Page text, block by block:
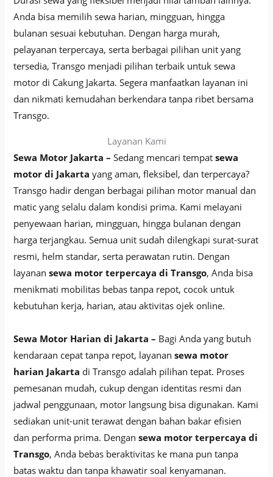
Anda bisa memilih sewa harian, mingguan, hingga
bulanan sesuai kebutuhan. Dengan harga murah,
pelayanan terpercaya, serta berbagai pilihan unit yang
tersedia, Transgo menjadi pilihan terbaik untuk sewa
motor di Cakung Jakarta. Segera manfaatkan layanan ini
dan nikmati kemudahan berkendara tanpa ribet bersama
Transgo.
Layanan Kami
Sewa Motor Jakarta – Sedang mencari tempatsewa
motor di Jakarta yang aman, fleksibel, dan terpercaya?
Transgo hadir dengan berbagai pilihan motor manual dan
matic yang selalu dalam kondisi prima. Kami melayani
penyewaan harian, mingguan, hingga bulanan dengan
harga terjangkau. Semua unit sudah dilengkapi surat-surat
resmi, helm standar, serta perawatan rutin. Dengan
layanansewa motor terpercaya di Transgo, Anda bisa
menikmati mobilitas bebas tanpa repot, cocok untuk
kebutuhan kerja, harian, atau aktivitas ojek online.
Sewa Motor Harian di Jakarta – Bagi Anda yang butuh
kendaraan cepat tanpa repot, layanansewa motor
harian Jakarta di Transgo adalah pilihan tepat. Proses
pemesanan mudah, cukup dengan identitas resmi dan
jadwal penggunaan, motor langsung bisa digunakan. Kami
sediakan unit-unit terawat dengan bahan bakar efisien
dan performa prima. Dengansewa motor terpercaya di
Transgo, Anda bebas beraktivitas ke mana pun tanpa
batas waktu dan tanpa khawatir soal kenyamanan.